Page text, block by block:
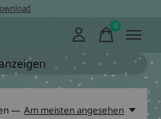
0items
— Am meisten angesehen